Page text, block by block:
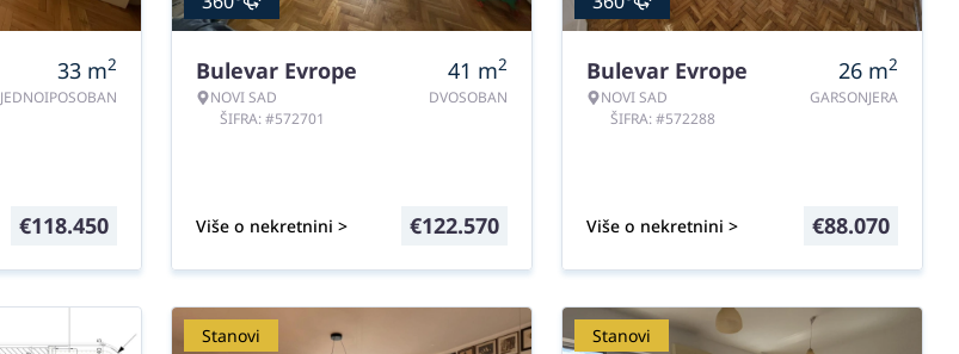
33 m2
JEDNOIPOSOBAN
€118.450
Bulevar Evrope
NOVI SAD
ŠIFRA: #572701
41 m2
DVOSOBAN
Više o nekretnini > €122.570
Bulevar Evrope
NOVI SAD
ŠIFRA: #572288
26 m2
GARSONJERA
Više o nekretnini > €88.070
Stanovi Stanovi